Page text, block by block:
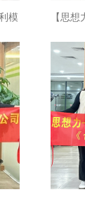
模 【思
式》专案